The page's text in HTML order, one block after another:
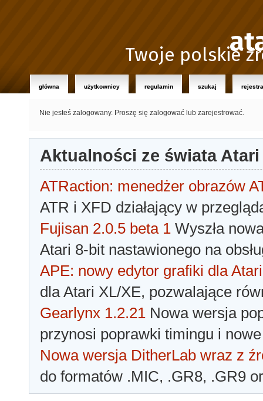
Twoje polskie
główna użytkownicy regulamin szukaj
Nie jesteś zalogowany. Proszę się zalogować lub zarejestrować.
Aktualności ze świata Atari
ATRaction: menedżer obrazów
ATR i XFD działający w
Fujisan 2.0.5 beta 1 Wyszła
Atari 8-bit nastawionego na
APE: nowy edytor grafiki dla Atari
dla Atari XL/XE, pozwalające
Gearlynx 1.2.21 Nowa wersja
przynosi poprawki timingu i
Nowa wersja DitherLab wraz z
do formatów .MIC, .GR8, .GR9